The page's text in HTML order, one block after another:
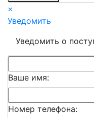
×
Уведомить
Уведомить о
Ваше имя:
Номер телефона: